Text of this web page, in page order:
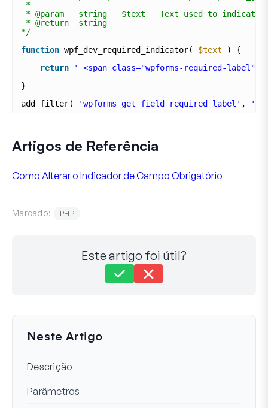
*
* @param   string   $text   Text used to
* @return  string
*/
function wpf_dev_required_indicator( $text
) {
return
' <span class="wpforms-required-
}
add_filter(
'wpforms_get_field_required_label' ,
Artigos de Referência
Como Alterar o Indicador de Campo Obrigatório
Marcado: PHP
Este artigo foi útil?
Última atualização em 01 Mar 2024
Neste Artigo
Descrição
Parâmetros